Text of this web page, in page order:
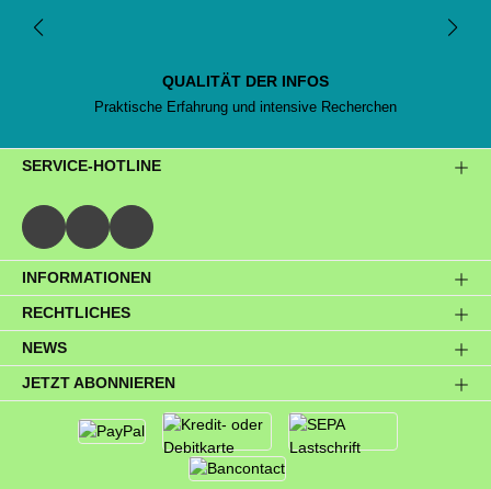
QUALITÄT DER INFOS
Praktische Erfahrung und intensive Recherchen
SERVICE-HOTLINE
INFORMATIONEN
RECHTLICHES
NEWS
JETZT ABONNIEREN